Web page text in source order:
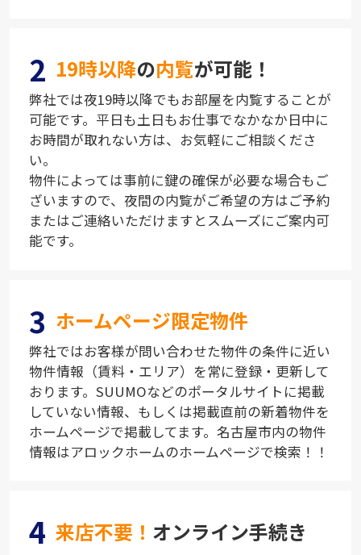
2 19時以降の内覧が可能！
弊社では夜19時以降でもお部屋を内覧することが
可能です。平日も土日もお仕事でなかなか日中に
お時間が取れない方は、お気軽にご相談くださ
い。
物件によっては事前に鍵の確保が必要な場合もご
ざいますので、夜間の内覧がご希望の方はご予約
またはご連絡いただけますとスムーズにご案内可
能です。
3 ホームページ限定物件
弊社ではお客様が問い合わせた物件の条件に近い
物件情報（賃料・エリア）を常に登録・更新して
おります。SUUMOなどのポータルサイトに掲載
していない情報、もしくは掲載直前の新着物件を
ホームページで掲載してます。名古屋市内の物件
情報はアロックホームのホームページで検索！！
4 来店不要！ オンライン手続き